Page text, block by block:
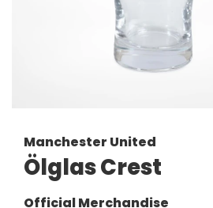
Manchester United
Ölglas Crest
Official Merchandise